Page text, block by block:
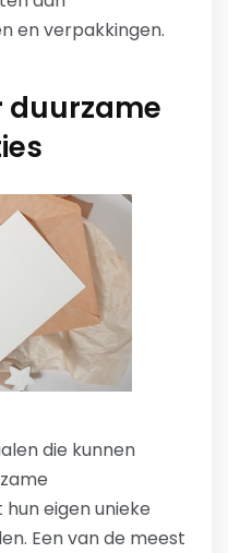
en verpakkingen.
duurzame
die kunnen
eigen unieke
Een van de meest